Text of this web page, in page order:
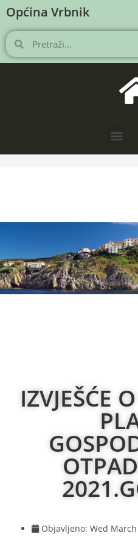
Općina Vrbnik
IZVJEŠĆE
Objavljeno:Wed